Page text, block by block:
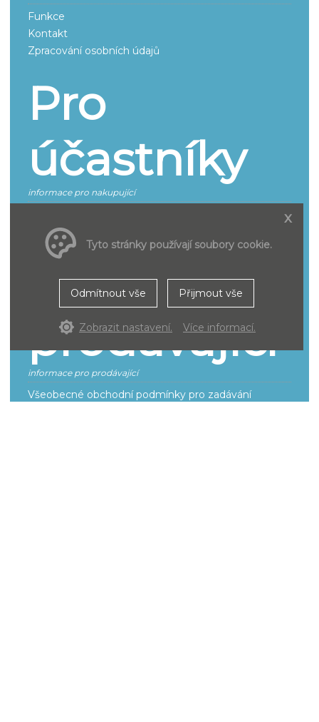
Funkce
Kontakt
Zpracování osobních údajů
Pro
účastníky
informace pro nakupující
Smluvní podmínky pro účastníky řízení
Pro
prodávající
informace pro prodávající
Všeobecné obchodní podmínky pro zadávání
x
Tyto stránky používají soubory cookie.
Odmítnout vše Přijmout vše
Zobrazit nastavení. Více informací.